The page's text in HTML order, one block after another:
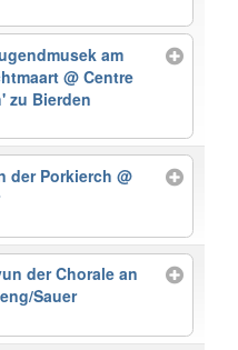
am
@ Centre
zu Bierden
der Porkierch@
der Chorale an
Sauer